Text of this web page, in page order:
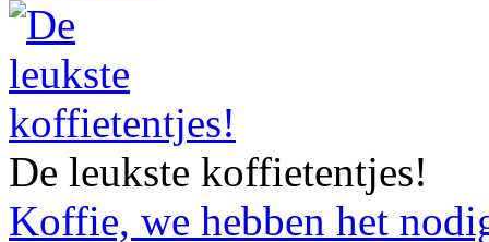
De leukste koffietentjes!
Koffie, we hebben het